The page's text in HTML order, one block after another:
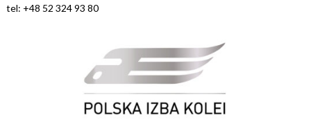
tel: +48 52 324 93 80